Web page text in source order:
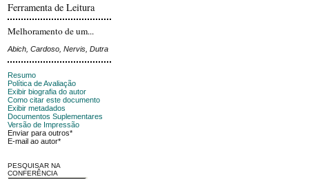
Ferramenta de Leitura
Melhoramento de um...
Abich, Cardoso, Nervis, Dutra
Resumo
Política de Avaliação
Exibir biografia do autor
Como citar este documento
Exibir metadados
Documentos Suplementares
Versão de Impressão
Enviar para outros*
E-mail ao autor*
PESQUISAR NA
CONFERÊNCIA